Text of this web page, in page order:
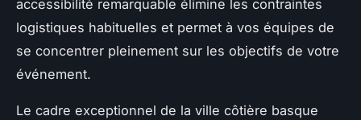
accessibilité remarquable élimine les contraintes
logistiques habituelles et permet à vos équipes de
se concentrer pleinement sur les objectifs de votre
événement.
Le cadre exceptionnel de la ville côtière basque